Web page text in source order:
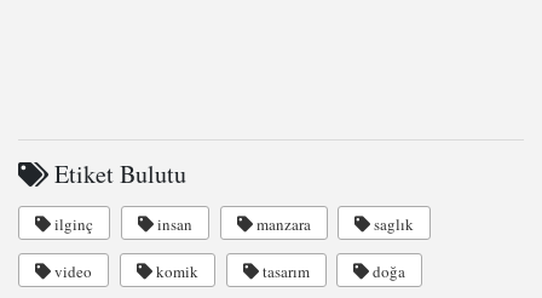
Etiket Bulutu
ilginç insan manzara saglık
video komik tasarım doğa